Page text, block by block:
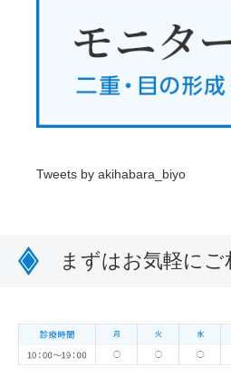
Tweets by akihabara_biyo
まずはお気軽にご